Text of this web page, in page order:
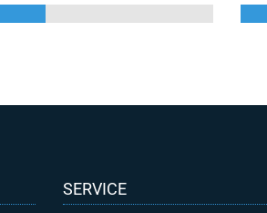
SERVICE